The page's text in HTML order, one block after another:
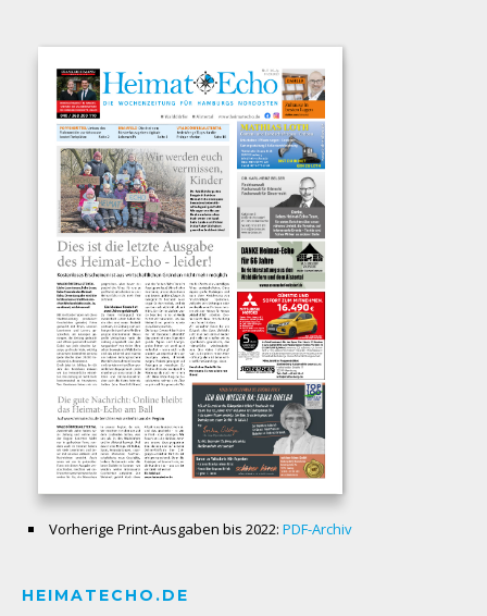
Vorherige Print-Ausgaben bis 2022: PDF-Archiv
HEIMATECHO.DE